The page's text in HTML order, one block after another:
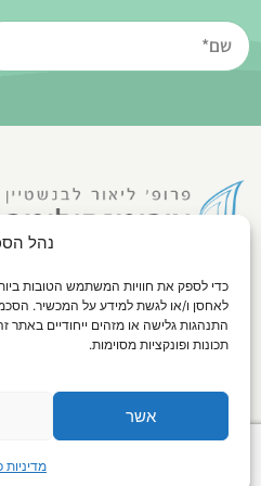
נהל
לאחסן ו/או לגשת למידע על המכשיר.
התנהגות גלישה או מזהים ייחודיים
תכונות ופונקציות מסוימות.
אשר
מדיניות
כל הזכויות שמורות לפרופ' ליאור לבנשטיין